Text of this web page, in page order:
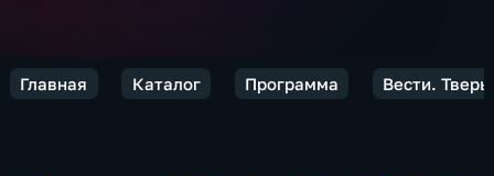
Главная Каталог Программа Вести. Тверь